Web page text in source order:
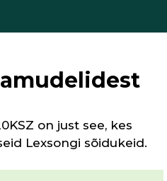
on just see, kes
Lexsongi sõidukeid.